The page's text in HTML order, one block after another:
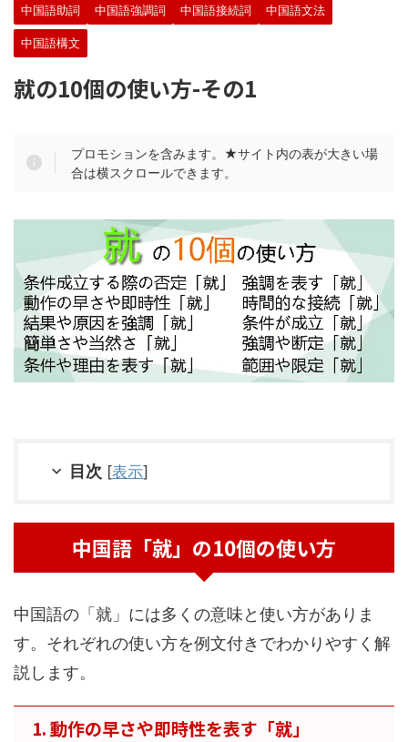
中国語助詞 中国語強調詞 中国語接続詞 中国語文法
中国語構文
就の10個の使い方-その1
プロモションを含みます。★サイト内の表が大きい場
合は横スクロールできます。
目次 [表示]
中国語「就」の10個の使い方
中国語の「就」には多くの意味と使い方がありま
す。それぞれの使い方を例文付きでわかりやすく解
説します。
1. 動作の早さや即時性を表す「就」